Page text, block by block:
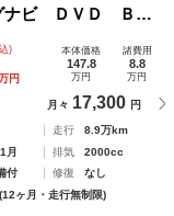
ナビ ＤＶＤ Ｂｌ
ドラレコ ＥＴＣ
ートライト オー
４ＷＤ
)
円
本体価格
147.8
万円
諸費用
8.8
万円
月々 17,300 円
走行
8.9万km
月 排気
2000cc
付 修復
なし
ヶ月・走行無制限)